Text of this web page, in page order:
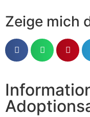
Zeige mich